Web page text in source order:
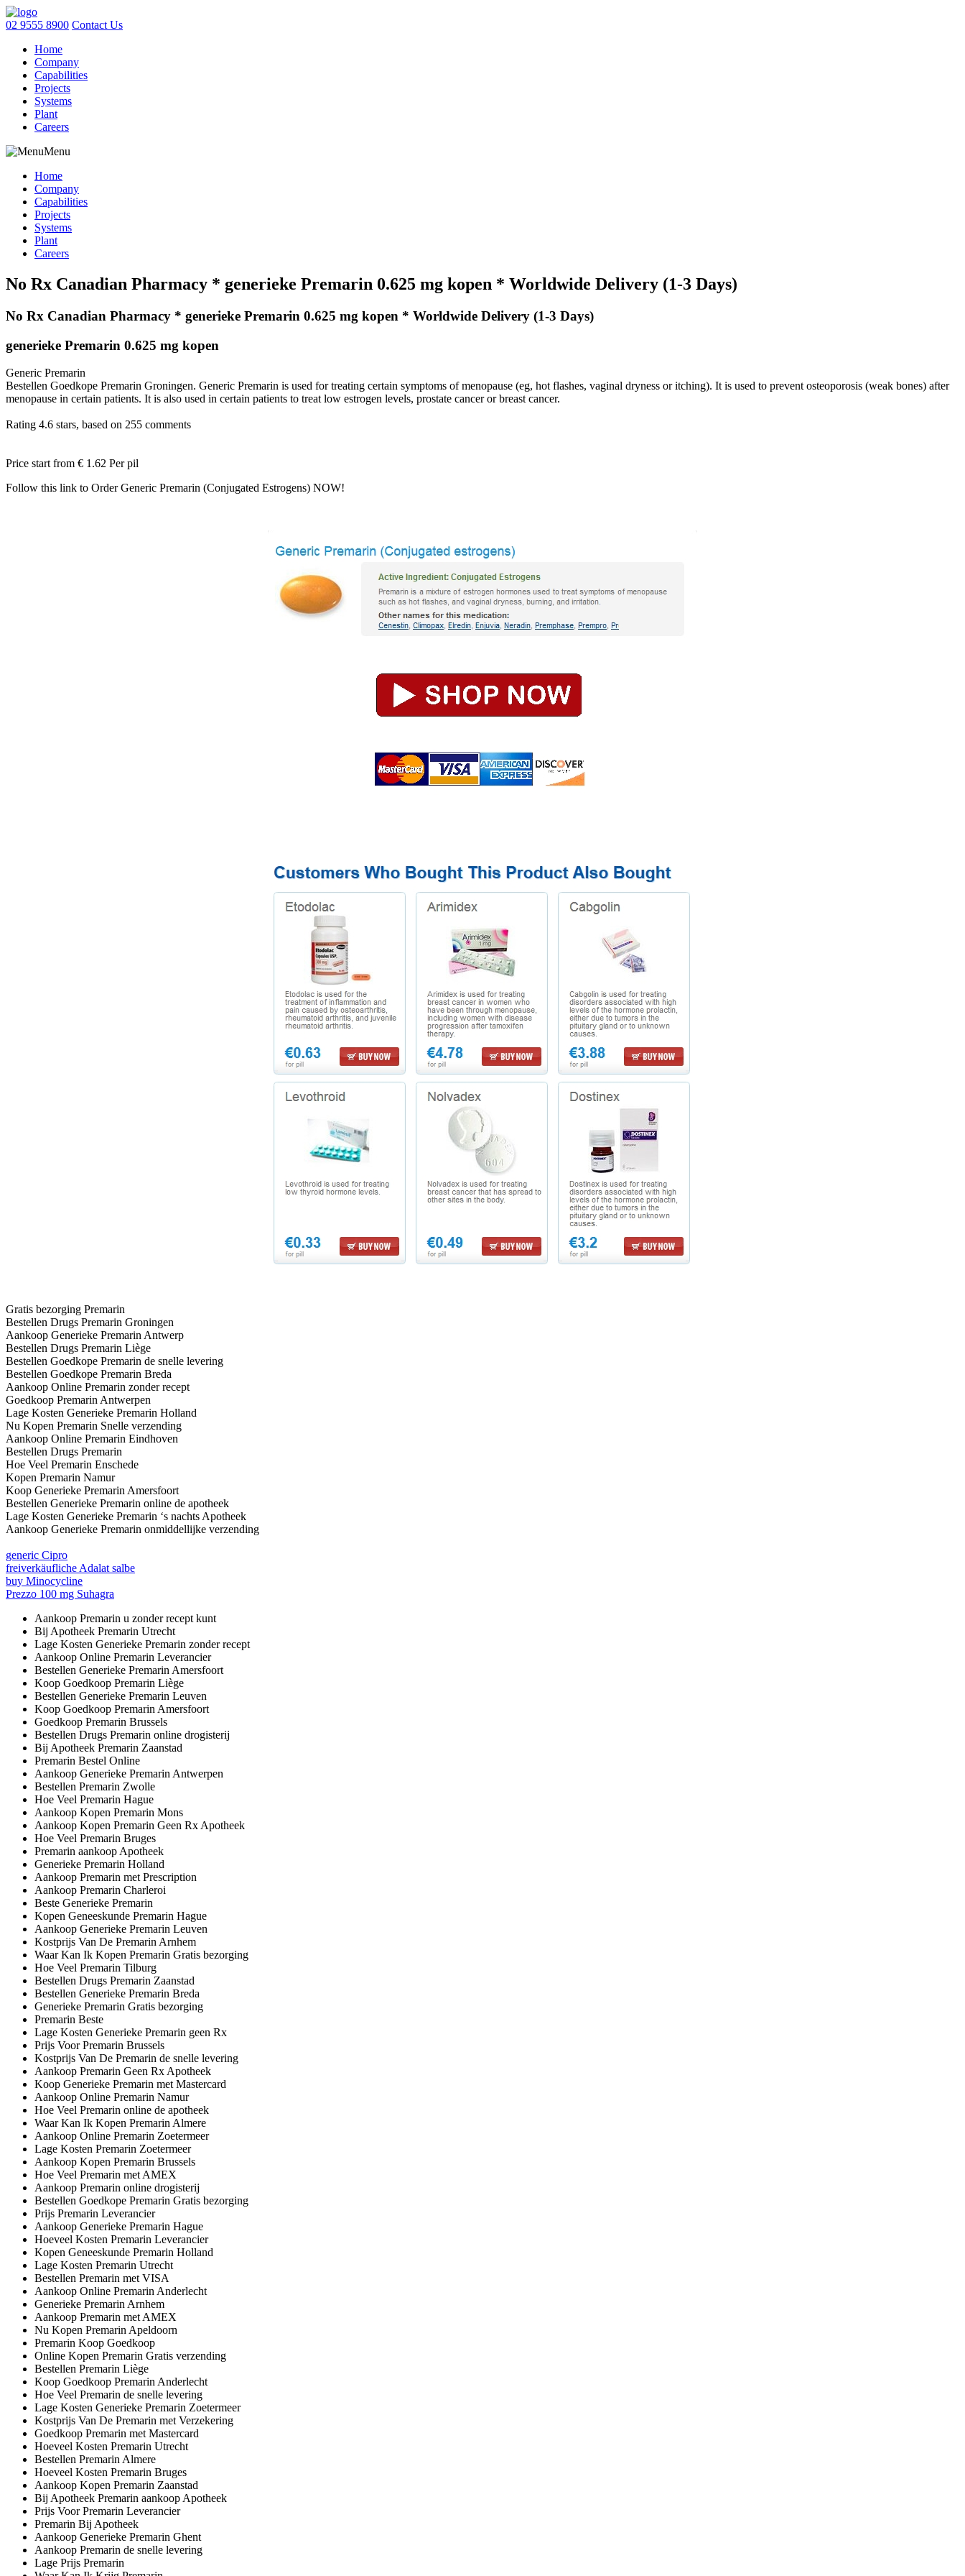
02 9555 8900 Contact Us
Home
Company
Capabilities
Projects
Systems
Plant
Careers
Menu
Home
Company
Capabilities
Projects
Systems
Plant
Careers
No Rx Canadian Pharmacy * generieke Premarin 0.625 mg kopen * Worldwide Delivery (1-3 Days)
No Rx Canadian Pharmacy * generieke Premarin 0.625 mg kopen * Worldwide Delivery (1-3 Days)
generieke Premarin 0.625 mg kopen
Generic Premarin
Bestellen Goedkope Premarin Groningen. Generic Premarin is used for treating certain symptoms of menopause (eg, hot flashes, vaginal dryness or itching). It is used to prevent osteoporosis (weak bones) after
menopause in certain patients. It is also used in certain patients to treat low estrogen levels, prostate cancer or breast cancer.
Rating 4.6 stars, based on 255 comments
Price start from € 1.62 Per pil
Follow this link to Order Generic Premarin (Conjugated Estrogens) NOW!
Gratis bezorging Premarin
Bestellen Drugs Premarin Groningen
Aankoop Generieke Premarin Antwerp
Bestellen Drugs Premarin Liège
Bestellen Goedkope Premarin de snelle levering
Bestellen Goedkope Premarin Breda
Aankoop Online Premarin zonder recept
Goedkoop Premarin Antwerpen
Lage Kosten Generieke Premarin Holland
Nu Kopen Premarin Snelle verzending
Aankoop Online Premarin Eindhoven
Bestellen Drugs Premarin
Hoe Veel Premarin Enschede
Kopen Premarin Namur
Koop Generieke Premarin Amersfoort
Bestellen Generieke Premarin online de apotheek
Lage Kosten Generieke Premarin ‘s nachts Apotheek
Aankoop Generieke Premarin onmiddellijke verzending
generic Cipro
freiverkäufliche Adalat salbe
buy Minocycline
Prezzo 100 mg Suhagra
Aankoop Premarin u zonder recept kunt
Bij Apotheek Premarin Utrecht
Lage Kosten Generieke Premarin zonder recept
Aankoop Online Premarin Leverancier
Bestellen Generieke Premarin Amersfoort
Koop Goedkoop Premarin Liège
Bestellen Generieke Premarin Leuven
Koop Goedkoop Premarin Amersfoort
Goedkoop Premarin Brussels
Bestellen Drugs Premarin online drogisterij
Bij Apotheek Premarin Zaanstad
Premarin Bestel Online
Aankoop Generieke Premarin Antwerpen
Bestellen Premarin Zwolle
Hoe Veel Premarin Hague
Aankoop Kopen Premarin Mons
Aankoop Kopen Premarin Geen Rx Apotheek
Hoe Veel Premarin Bruges
Premarin aankoop Apotheek
Generieke Premarin Holland
Aankoop Premarin met Prescription
Aankoop Premarin Charleroi
Beste Generieke Premarin
Kopen Geneeskunde Premarin Hague
Aankoop Generieke Premarin Leuven
Kostprijs Van De Premarin Arnhem
Waar Kan Ik Kopen Premarin Gratis bezorging
Hoe Veel Premarin Tilburg
Bestellen Drugs Premarin Zaanstad
Bestellen Generieke Premarin Breda
Generieke Premarin Gratis bezorging
Premarin Beste
Lage Kosten Generieke Premarin geen Rx
Prijs Voor Premarin Brussels
Kostprijs Van De Premarin de snelle levering
Aankoop Premarin Geen Rx Apotheek
Koop Generieke Premarin met Mastercard
Aankoop Online Premarin Namur
Hoe Veel Premarin online de apotheek
Waar Kan Ik Kopen Premarin Almere
Aankoop Online Premarin Zoetermeer
Lage Kosten Premarin Zoetermeer
Aankoop Kopen Premarin Brussels
Hoe Veel Premarin met AMEX
Aankoop Premarin online drogisterij
Bestellen Goedkope Premarin Gratis bezorging
Prijs Premarin Leverancier
Aankoop Generieke Premarin Hague
Hoeveel Kosten Premarin Leverancier
Kopen Geneeskunde Premarin Holland
Lage Kosten Premarin Utrecht
Bestellen Premarin met VISA
Aankoop Online Premarin Anderlecht
Generieke Premarin Arnhem
Aankoop Premarin met AMEX
Nu Kopen Premarin Apeldoorn
Premarin Koop Goedkoop
Online Kopen Premarin Gratis verzending
Bestellen Premarin Liège
Koop Goedkoop Premarin Anderlecht
Hoe Veel Premarin de snelle levering
Lage Kosten Generieke Premarin Zoetermeer
Kostprijs Van De Premarin met Verzekering
Goedkoop Premarin met Mastercard
Hoeveel Kosten Premarin Utrecht
Bestellen Premarin Almere
Hoeveel Kosten Premarin Bruges
Aankoop Kopen Premarin Zaanstad
Bij Apotheek Premarin aankoop Apotheek
Prijs Voor Premarin Leverancier
Premarin Bij Apotheek
Aankoop Generieke Premarin Ghent
Aankoop Premarin de snelle levering
Lage Prijs Premarin